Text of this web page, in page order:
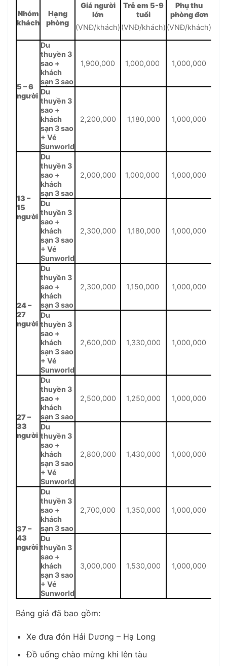
Nhóm
khách
Hạng
phòng
Giá người
lớn
(VNĐ/khách)
Trẻ em 5-9
tuổi
(VNĐ/khách)
Phụ thu
phòng đơn
(VNĐ/khách)
5 – 6
người
Du
thuyền 3
sao +
khách
sạn 3 sao
1,900,000 1,000,000 1,000,000
Du
thuyền 3
sao +
khách
sạn 3 sao
+ Vé
Sunworld
2,200,000 1,180,000 1,000,000
13 –
15
người
Du
thuyền 3
sao +
khách
sạn 3 sao
2,000,000 1,000,000 1,000,000
Du
thuyền 3
sao +
khách
sạn 3 sao
+ Vé
Sunworld
2,300,000 1,180,000 1,000,000
24 –
27
người
Du
thuyền 3
sao +
khách
sạn 3 sao
2,300,000 1,150,000 1,000,000
Du
thuyền 3
sao +
khách
sạn 3 sao
+ Vé
Sunworld
2,600,000 1,330,000 1,000,000
27 –
33
người
Du
thuyền 3
sao +
khách
sạn 3 sao
2,500,000 1,250,000 1,000,000
Du
thuyền 3
sao +
khách
sạn 3 sao
+ Vé
Sunworld
2,800,000 1,430,000 1,000,000
37 –
43
người
Du
thuyền 3
sao +
khách
sạn 3 sao
2,700,000 1,350,000 1,000,000
Du
thuyền 3
sao +
khách
sạn 3 sao
+ Vé
Sunworld
3,000,000 1,530,000 1,000,000
Bảng giá đã bao gồm:
Xe đưa đón Hải Dương – Hạ Long
Đồ uống chào mừng khi lên tàu